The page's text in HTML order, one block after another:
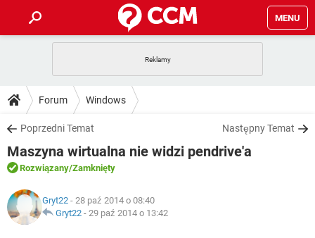
MENU
GRY
SPOTIFY
INSTAGRAM FACEBOOK
WINDOWS 10
PORADY
PlayStation
SPOTIFY
INSTAGRAM
WINDOWS 10
DO POBRANIA
ANDROID TIKTOK
GRY
IOS
INSTAGRAM
FORUM
COVID-19
GRY
ARTYKUŁY
COVID-19
Forum Windows
Poprzedni Temat Następny Temat
Maszyna wirtualna nie widzi pendrive'a
Rozwiązany/Zamknięty
Gryt22 - 28 paź 2014 o 08:40
Gryt22 - 29 paź 2014 o 13:42